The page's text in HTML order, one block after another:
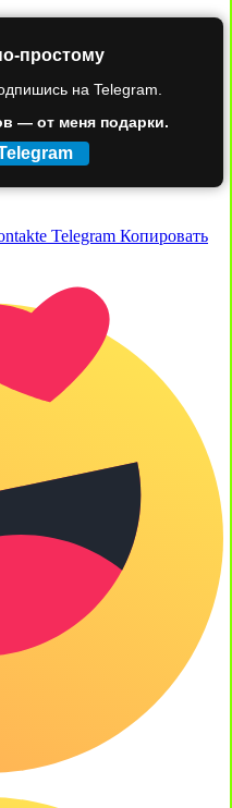
простому
на Telegram.
— от меня подарки.
Telegram Копировать